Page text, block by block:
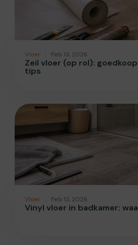
Vloer Feb 13, 2026
Zeil vloer (op rol):
tips
Vloer Feb 13, 2026
Vinyl vloer in badkamer: